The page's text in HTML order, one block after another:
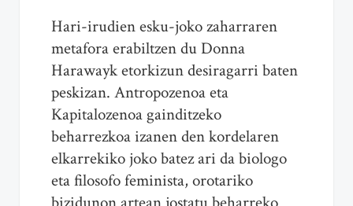
Hari-irudien esku-joko zaharraren
metafora erabiltzen du Donna
Harawayk etorkizun desiragarri baten
peskizan. Antropozenoa eta
Kapitalozenoa gainditzeko
beharrezkoa izanen den kordelaren
elkarrekiko joko batez ari da biologo
eta filosofo feminista, orotariko